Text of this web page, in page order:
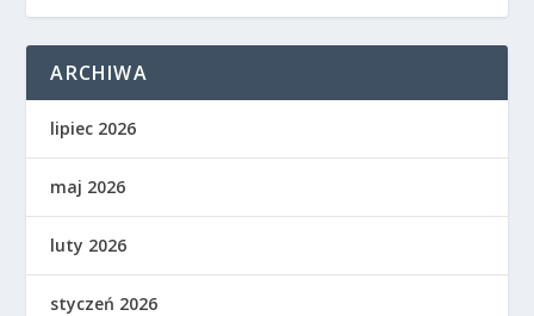
ARCHIWA
lipiec 2026
maj 2026
luty 2026
styczeń 2026